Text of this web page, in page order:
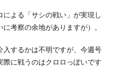
よる「サシの戦い」が実現し
考察の余地がありますが）。
入するかは不明ですが、今週号
に戦うのはクロロっぽいです